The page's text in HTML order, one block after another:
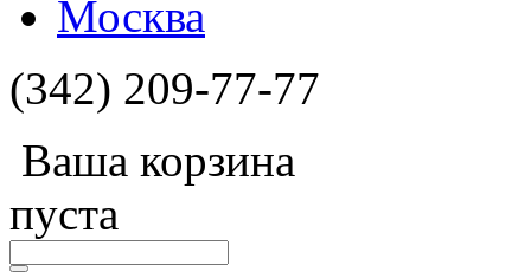
Москва
(342) 209-77-77
Ваша корзина
пуста